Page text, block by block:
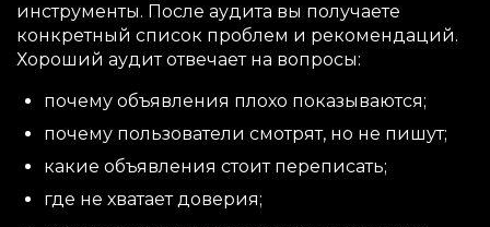
инструменты. После аудита вы получаете
конкретный список проблем и рекомендаций.
Хороший аудит отвечает на вопросы:
почему объявления плохо показываются;
почему пользователи смотрят, но не пишут;
какие объявления стоит переписать;
где не хватает доверия;